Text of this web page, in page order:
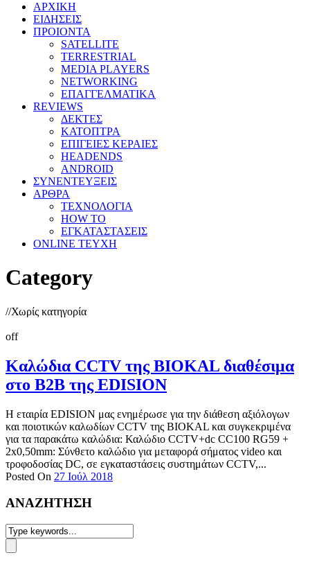
ΑΡΧΙΚΗ
ΕΙΔΗΣΕΙΣ
ΠΡΟΙΟΝΤΑ
SATELLITE
TERRESTRIAL
MEDIA PLAYERS
NETWORKING
ΕΠΑΓΓΕΛΜΑΤΙΚΑ
REVIEWS
ΔΕΚΤΕΣ
ΚΑΤΟΠΤΡΑ
ΕΠΙΓΕΙΕΣ ΚΕΡΑΙΕΣ
HEADENDS
ANDROID
ΣΥΝΕΝΤΕΥΞΕΙΣ
ΑΡΘΡΑ
ΤΕΧΝΟΛΟΓΙΑ
HOW TO
ΕΓΚΑΤΑΣΤΑΣΕΙΣ
ONLINE TEYXH
Category
//Χωρίς κατηγορία
off
Καλώδια CCTV της BIOKAL διαθέσιμα
στο Β2Β της EDISION
Η εταιρία EDISION μας ενημέρωσε για την διάθεση αξιόλογων
και ποιοτικών καλωδίων CCTV της ΒΙΟΚΑL και συγκεκριμένα
για τα παρακάτω καλώδια: Καλώδιο CCTV+dc CC100 RG59 +
2x0,50mm: Σύνθετο καλώδιο για μεταφορά σήματος video και
τροφοδοσίας DC, σε εγκαταστάσεις συστημάτων CCTV,...
Posted On 27 Ιούλ 2018
ΑΝΑΖΗΤΗΣΗ